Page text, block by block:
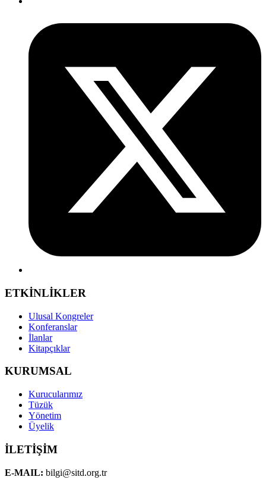
ETKİNLİKLER
Ulusal Kongreler
Konferanslar
İlanlar
Kitapçıklar
KURUMSAL
Kurucularımız
Tüzük
Yönetim
Üyelik
İLETİŞİM
E-MAIL: bilgi@sitd.org.tr